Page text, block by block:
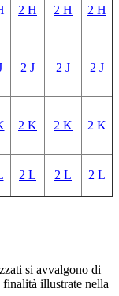
2 H 2 H 2 H
2 J 2 J 2 J
2 K 2 K 2 K
2 L 2 L 2 L
si avvalgono di
illustrate nella